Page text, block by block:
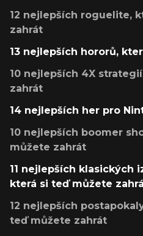
12 nejlepších roguelite,
zahrát
13 nejlepších hororů,
10 nejlepších 4X
zahrát
14 nejlepších her pro
10 nejlepších boomer
můžete zahrát
11 nejlepších klasických
která si teď můžete
12 nejlepších
teď můžete zahrát